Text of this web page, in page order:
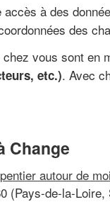
accès à des
des
vous sont en
etc.). Avec
Change
autour de moi
(Pays-de-la-Loire,